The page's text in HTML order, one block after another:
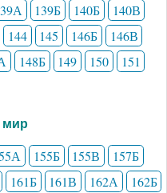
139Б 140Б
140В
144 145 146Б
146В
148Б 149 150
151
мир
155Б 155В
157Б
161Б 161В 162А
162Б